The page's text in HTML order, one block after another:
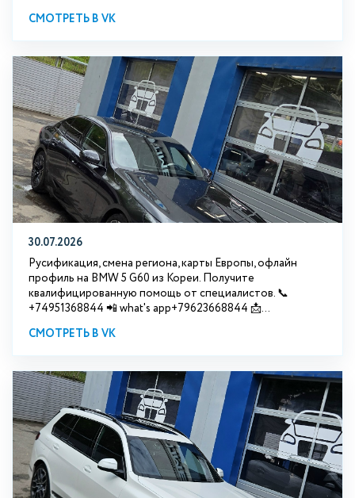
СМОТРЕТЬ В VK
30.07.2026
Русификация, смена региона, карты Европы, офлайн
профиль на BMW 5 G60 из Кореи. Получите
квалифицированную помощь от специалистов. 📞
+74951368844 📲 what's app+79623668844 📩...
СМОТРЕТЬ В VK